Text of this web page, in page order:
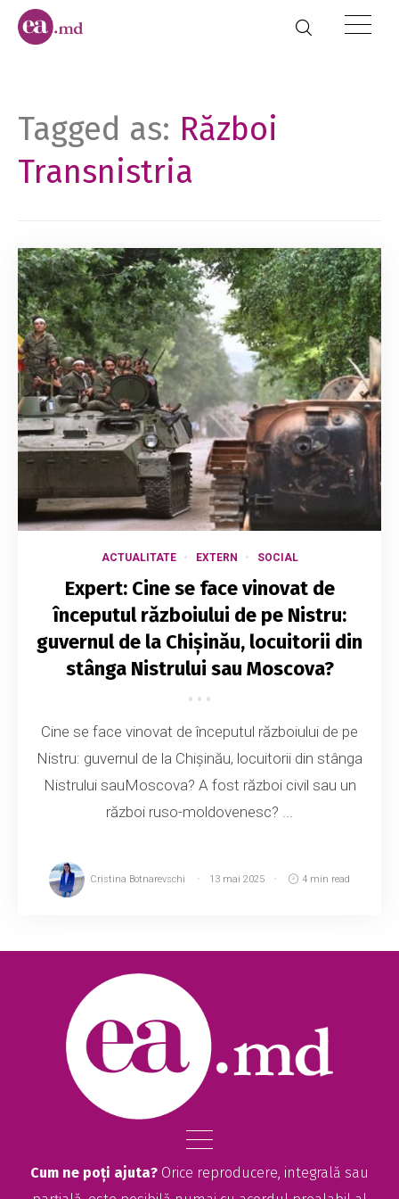
Tagged as: Război
Transnistria
ACTUALITATE EXTERN SOCIAL
Expert: Cine se face vinovat de
începutul războiului de pe Nistru:
guvernul de la Chișinău, locuitorii din
stânga Nistrului sau Moscova?
Cine se face vinovat de începutul războiului de pe
Nistru: guvernul de la Chișinău, locuitorii din stânga
Nistrului sauMoscova? A fost război civil sau un
război ruso-moldovenesc? ...
Cristina Botnarevschi 13 mai 2025 4 min read
Cum ne poți ajuta? Orice reproducere, integrală sau